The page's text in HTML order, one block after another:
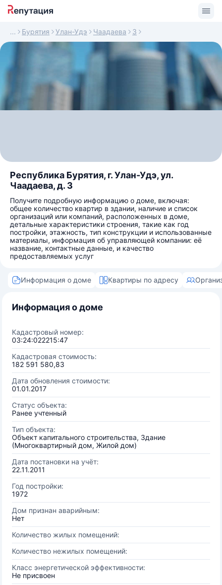
Бурятия Улан-Удэ Чаадаева 3
Республика Бурятия, г. Улан-Удэ, ул.
Чаадаева, д. 3
Получите подробную информацию о доме, включая:
общее количество квартир в здании, наличие и список
организаций или компаний, расположенных в доме,
детальные характеристики строения, такие как год
постройки, этажность, тип конструкции и использованные
материалы, информация об управляющей компании: её
название, контактные данные, и качество
предоставляемых услуг
Информация о доме Квартиры по адресу
Информация о доме
Кадастровый номер:
03:24:022215:47
Кадастровая стоимость:
182 591 580,83
Дата обновления стоимости:
01.01.2017
Статус объекта:
Ранее учтенный
Тип объекта:
Объект капитального строительства, Здание
(Многоквартирный дом, Жилой дом)
Дата постановки на учёт:
22.11.2011
Год постройки:
1972
Дом признан аварийным:
Нет
Количество жилых помещений:
Количество нежилых помещений:
Класс энергетической эффективности:
Не присвоен